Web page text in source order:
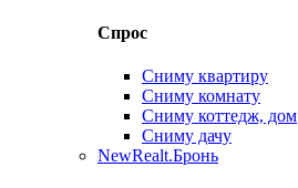
Спрос
Сниму квартиру
Сниму комнату
Сниму коттедж, дом
Сниму дачу
NewRealt.Бронь